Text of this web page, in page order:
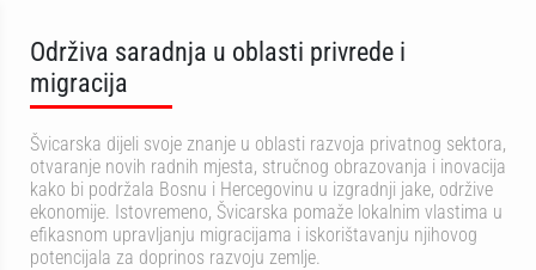
Održiva saradnja u oblasti privrede i
migracija
Švicarska dijeli svoje znanje u oblasti razvoja privatnog sektora,
otvaranje novih radnih mjesta, stručnog obrazovanja i inovacija
kako bi podržala Bosnu i Hercegovinu u izgradnji jake, održive
ekonomije. Istovremeno, Švicarska pomaže lokalnim vlastima u
efikasnom upravljanju migracijama i iskorištavanju njihovog
potencijala za doprinos razvoju zemlje.